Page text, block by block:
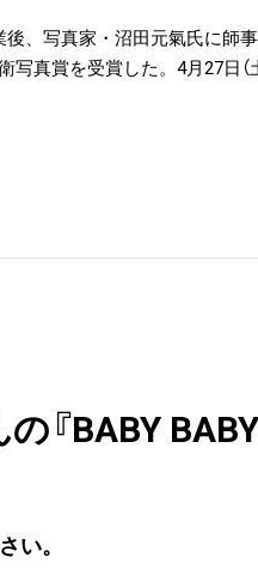
写真家・沼田元氣氏に師事
写真賞を受賞した。4月27日
BABY BABY
い。